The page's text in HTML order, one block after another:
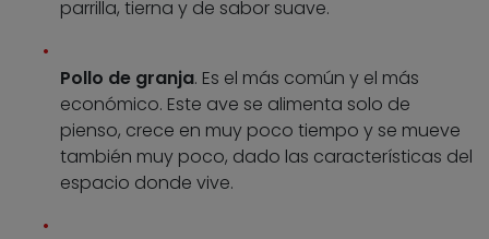
parrilla, tierna y de sabor suave.
Pollo de granja. Es el más común y el más
económico. Este ave se alimenta solo de
pienso, crece en muy poco tiempo y se mueve
también muy poco, dado las características del
espacio donde vive.